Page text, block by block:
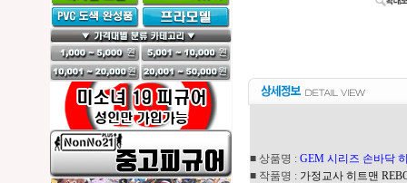
■ 상품명 : GEM 시리즈 손바닥
■ 작품명 : 가정교사 히트맨